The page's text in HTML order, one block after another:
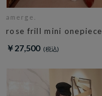
amerge.
rose frill mini onepiece
￥27,500